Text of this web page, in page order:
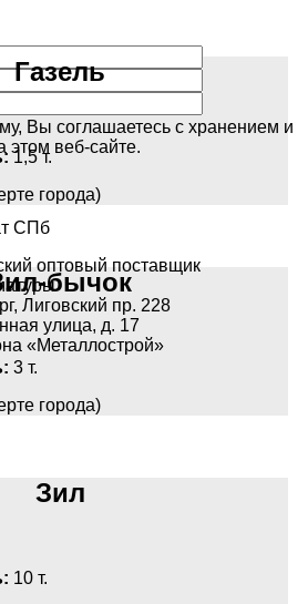
Вы соглашаетесь с хранением и
этом веб-сайте.
оптовый поставщик
Лиговский пр. 228
улица, д. 17
«Металлострой»
Газель
1,5 т.
города)
бычок
3 т.
города)
Зил
10 т.